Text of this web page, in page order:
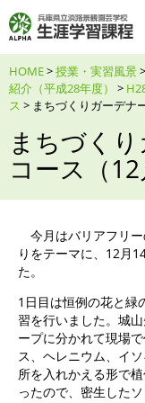
HOME>授業・実習風景>
紹介（平成28年度）
>
ス > まちづくりガーデナ
まちづく
コース（
今月はバリアフリ
りをテーマに、12月
た。
1日目は恒例の花と緑
習を行いました。城
ープに分かれて現場
ス、ヘレニウム、イ
所を入れかえる形で
ったので、密生した